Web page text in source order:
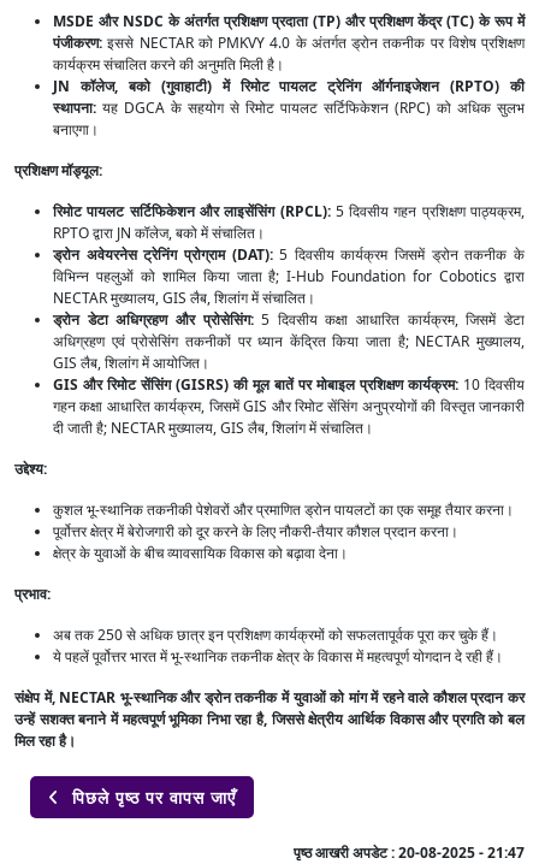
MSDE और NSDC के अंतर्गत प्रशिक्षण प्रदाता (TP) और प्रशिक्षण केंद्र (TC) के रूप में
पंजीकरण: इससे NECTAR को PMKVY 4.0 के अंतर्गत ड्रोन तकनीक पर विशेष प्रशिक्षण
कार्यक्रम संचालित करने की अनुमति मिली है।
JN कॉलेज, बको (गुवाहाटी) में रिमोट पायलट ट्रेनिंग ऑर्गनाइजेशन (RPTO) की
स्थापना: यह DGCA के सहयोग से रिमोट पायलट सर्टिफिकेशन (RPC) को अधिक सुलभ
बनाएगा।
प्रशिक्षण मॉड्यूल:
रिमोट पायलट सर्टिफिकेशन और लाइसेंसिंग (RPCL):5 दिवसीय गहन प्रशिक्षण पाठ्यक्रम,
RPTO द्वारा JN कॉलेज, बको में संचालित।
ड्रोन अवेयरनेस ट्रेनिंग प्रोग्राम (DAT):5 दिवसीय कार्यक्रम जिसमें ड्रोन तकनीक के
विभिन्न पहलुओं को शामिल किया जाता है; I-Hub Foundation for Cobotics द्वारा
NECTAR मुख्यालय, GIS लैब, शिलांग में संचालित।
ड्रोन डेटा अधिग्रहण और प्रोसेसिंग:5 दिवसीय कक्षा आधारित कार्यक्रम, जिसमें डेटा
अधिग्रहण एवं प्रोसेसिंग तकनीकों पर ध्यान केंद्रित किया जाता है; NECTAR मुख्यालय,
GIS लैब, शिलांग में आयोजित।
GIS और रिमोट सेंसिंग (GISRS) की मूल बातें पर मोबाइल प्रशिक्षण कार्यक्रम: 10 दिवसीय
गहन कक्षा आधारित कार्यक्रम, जिसमें GIS और रिमोट सेंसिंग अनुप्रयोगों की विस्तृत जानकारी
दी जाती है; NECTAR मुख्यालय, GIS लैब, शिलांग में संचालित।
उद्देश्य:
कुशल भू-स्थानिक तकनीकी पेशेवरों और प्रमाणित ड्रोन पायलटों का एक समूह तैयार करना।
पूर्वोत्तर क्षेत्र में बेरोजगारी को दूर करने के लिए नौकरी-तैयार कौशल प्रदान करना।
क्षेत्र के युवाओं के बीच व्यावसायिक विकास को बढ़ावा देना।
प्रभाव:
अब तक 250 से अधिक छात्र इन प्रशिक्षण कार्यक्रमों को सफलतापूर्वक पूरा कर चुके हैं।
ये पहलें पूर्वोत्तर भारत में भू-स्थानिक तकनीक क्षेत्र के विकास में महत्वपूर्ण योगदान दे रही हैं।
संक्षेप में, NECTAR भू-स्थानिक और ड्रोन तकनीक में युवाओं को मांग में रहने वाले कौशल प्रदान कर
उन्हें सशक्त बनाने में महत्वपूर्ण भूमिका निभा रहा है, जिससे क्षेत्रीय आर्थिक विकास और प्रगति को बल
मिल रहा है।
 पिछले पृष्ठ पर वापस जाएँ
पृष्ठ आखरी अपडेट :20-08-2025 - 21:47